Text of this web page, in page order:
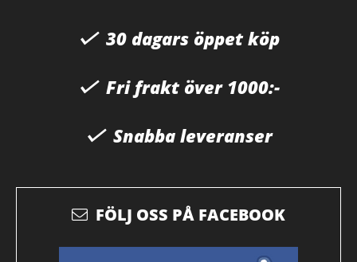
30 dagars öppet köp
Fri frakt över 1000:-
Snabba leveranser
FÖLJ OSS PÅ FACEBOOK